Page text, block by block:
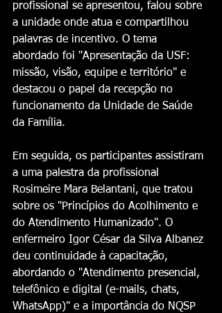
profissional se apresentou, falou sobre
a unidade onde atua e compartilhou
palavras de incentivo. O tema
abordado foi "Apresentação da USF:
missão, visão, equipe e território" e
destacou o papel da recepção no
funcionamento da Unidade de Saúde
da Família.
Em seguida, os participantes assistiram
a uma palestra da profissional
Rosimeire Mara Belantani, que tratou
sobre os "Princípios do Acolhimento e
do Atendimento Humanizado". O
enfermeiro Igor César da Silva Albanez
deu continuidade à capacitação,
abordando o "Atendimento presencial,
telefônico e digital (e-mails, chats,
WhatsApp)" e a importância do NQSP